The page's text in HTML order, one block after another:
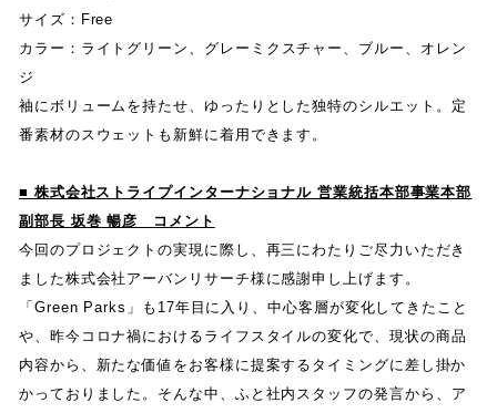
サイズ ： Free
カラー ： ライトグリーン 、 グレーミクスチャー 、 ブルー 、 オレン
ジ
袖にボリュームを持たせ、 ゆったりとした独特のシルエット 。 定
番素材のスウェットも新鮮に着用できます 。
■ 株式会社ストライプインターナショナル 営業統括本部事業本部
副部長 坂巻 暢彦 コメント
今回のプロジェクトの実現に際し 、 再三にわたりご尽力いただき
ました株式会社アーバンリサーチ様に感謝申し上げます 。
「 Green Parks 」 も 17年目に入り 、中心客層が変化してきたこと
や、 昨今コロナ禍におけるライフスタイルの変化で、 現状の商品
内容から 、 新たな価値をお客様に提案するタイミングに差し掛か
かっておりました 。 そんな中 、 ふと社内スタッフの発言から 、 ア